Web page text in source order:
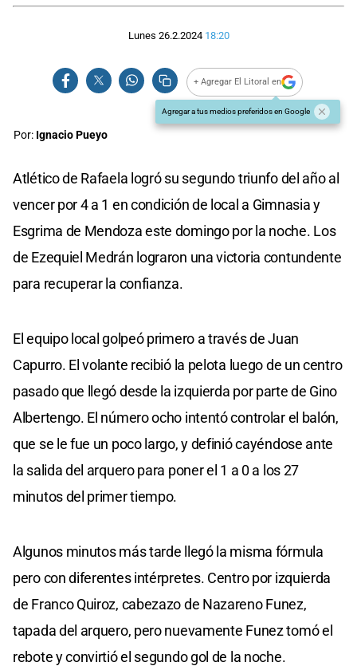
Lunes 26.2.2024 18:20
+ Agregar El Litoral en
Agregar a tus medios preferidos en Google
Por: Ignacio Pueyo
Atlético de Rafaela logró su segundo triunfo del año al
vencer por 4 a 1 en condición de local a Gimnasia y
Esgrima de Mendoza este domingo por la noche. Los
de Ezequiel Medrán lograron una victoria contundente
para recuperar la confianza.
El equipo local golpeó primero a través de Juan
Capurro. El volante recibió la pelota luego de un centro
pasado que llegó desde la izquierda por parte de Gino
Albertengo. El número ocho intentó controlar el balón,
que se le fue un poco largo, y definió cayéndose ante
la salida del arquero para poner el 1 a 0 a los 27
minutos del primer tiempo.
Algunos minutos más tarde llegó la misma fórmula
pero con diferentes intérpretes. Centro por izquierda
de Franco Quiroz, cabezazo de Nazareno Funez,
tapada del arquero, pero nuevamente Funez tomó el
rebote y convirtió el segundo gol de la noche.